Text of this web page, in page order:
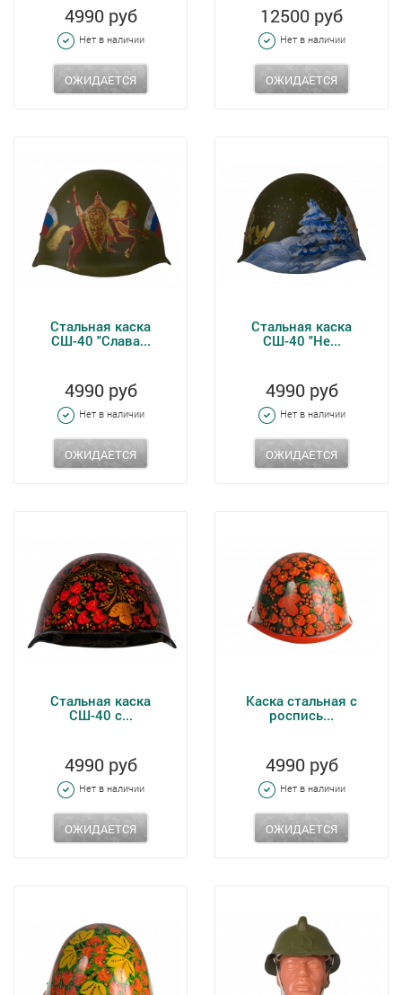
4990 руб
Нет в наличии
ОЖИДАЕТСЯ
12500 руб
Нет в наличии
ОЖИДАЕТСЯ
Стальная каска
СШ-40 "Слава...
4990 руб
Нет в наличии
ОЖИДАЕТСЯ
Стальная каска
СШ-40 "Не...
4990 руб
Нет в наличии
ОЖИДАЕТСЯ
Стальная каска
СШ-40 с...
4990 руб
Нет в наличии
ОЖИДАЕТСЯ
Каска стальная с
роспись...
4990 руб
Нет в наличии
ОЖИДАЕТСЯ